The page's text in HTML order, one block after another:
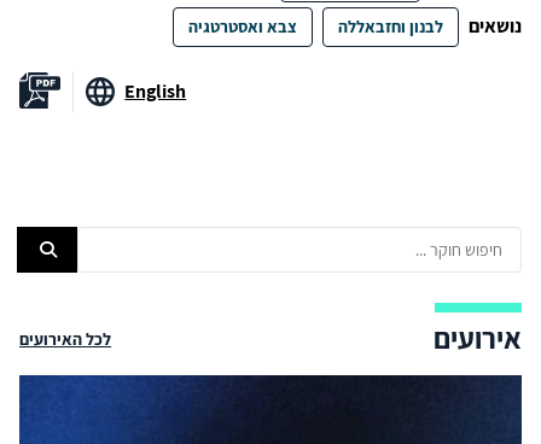
נושאים לבנון וחזבאללה צבא ואסטרטגיה
English
אירועים לכל האירועים